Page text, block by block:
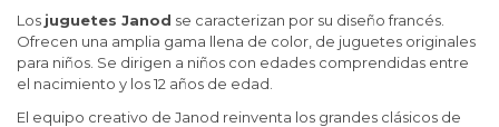
Los juguetes Janod se caracterizan por su diseño francés.
Ofrecen una amplia gama llena de color, de juguetes originales
para niños. Se dirigen a niños con edades comprendidas entre
el nacimiento y los 12 años de edad.
El equipo creativo de Janod reinventa los grandes clásicos de